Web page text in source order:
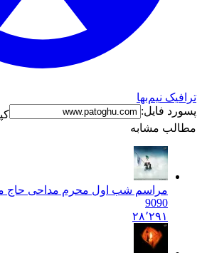
ترافیک نیم‌بها
پسورد فایل:
مطالب مشابه
مراسم شب اول محرم مداحی حاج
9090
۲۸٬۲۹۱